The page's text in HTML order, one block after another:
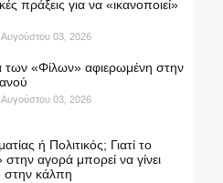
πράξεις για να «ικανοποιεί»
Αυγούστου 03, 2026
των «Φίλων» αφιερωμένη στην
Αυγούστου 03, 2026
ή Πολιτικός; Γιατί το
στην αγορά μπορεί να γίνει
κάλπη